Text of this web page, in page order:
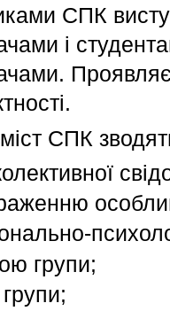
СПК
і
СПК
групи;